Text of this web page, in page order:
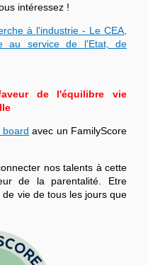
intéressez !
à l'industrie - Le CEA,
au service de l'Etat, de
de l'équilibre vie
board avec un FamilyScore
nos talents à cette
de la parentalité. Etre
de vie de tous les jours que